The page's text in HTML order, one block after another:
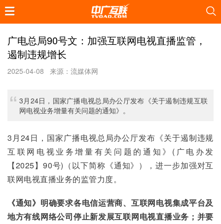
广电总局90号文：加强互联网电视直播监管，
遏制违规增长
2025-04-08 来源：流媒体网
3月24日，国家广播电视总局办公厅发布《关于遏制违规互联
网电视业务增量有关问题的通知》。
3月24日，国家广播电视总局办公厅发布《关于遏制违规
互联网电视业务增量有关问题的通知》(广电办发
【2025】90号)（以下简称《通知》），进一步加强对互
联网电视直播业务的监管力度。
《通知》明确要求各电信运营商、互联网电视集成平台及
地方有线网络公司停止新发展互联网电视直播业务；并要